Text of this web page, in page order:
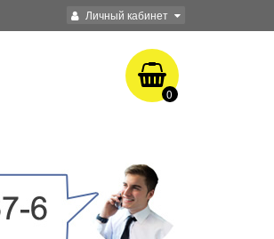
Личный кабинет
0